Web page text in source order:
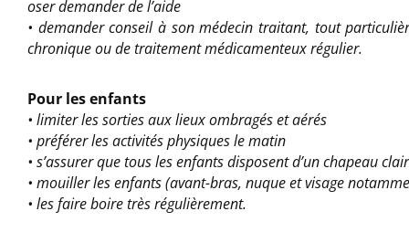
oser demander de l’aide
• demander conseil à son médecin traitant, tout
chronique ou de traitement médicamenteux régulier.
Pour les enfants
• limiter les sorties aux lieux ombragés et aérés
• préférer les activités physiques le matin
• s’assurer que tous les enfants disposent d’un chapeau clair
• mouiller les enfants (avant-bras, nuque et visage
• les faire boire très régulièrement.